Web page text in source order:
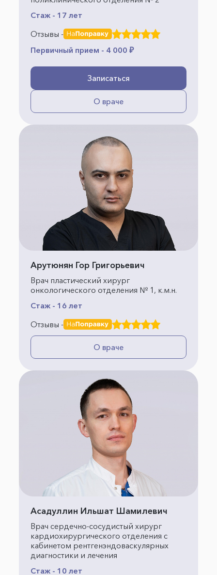
Стаж - 17 лет
Отзывы -
Первичный прием - 4 000 ₽
Записаться
О враче
Арутюнян Гор Григорьевич
Врач пластический хирург
онкологического отделения № 1, к.м.н.
Стаж - 16 лет
Отзывы -
О враче
Асадуллин Ильшат Шамилевич
Врач сердечно-сосудистый хирург
кардиохирургического отделения с
кабинетом рентгенэндоваскулярных
диагностики и лечения
Стаж - 10 лет